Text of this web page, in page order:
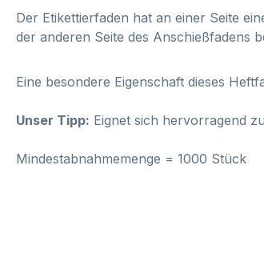
Der Etikettierfaden hat an einer Seite
der anderen Seite des Anschießfadens
Eine besondere Eigenschaft dieses
Unser Tipp: Eignet sich hervorragend
Mindestabnahmemenge = 1000 Stück